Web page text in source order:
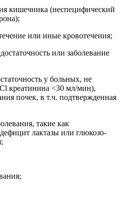
кишечника (неспецифический
или иные кровотечения;
или заболевание
у больных, не
креатинина <30 мл/мин),
почек, в т.ч. подтвержденная
такие как
лактазы или глюкозо-